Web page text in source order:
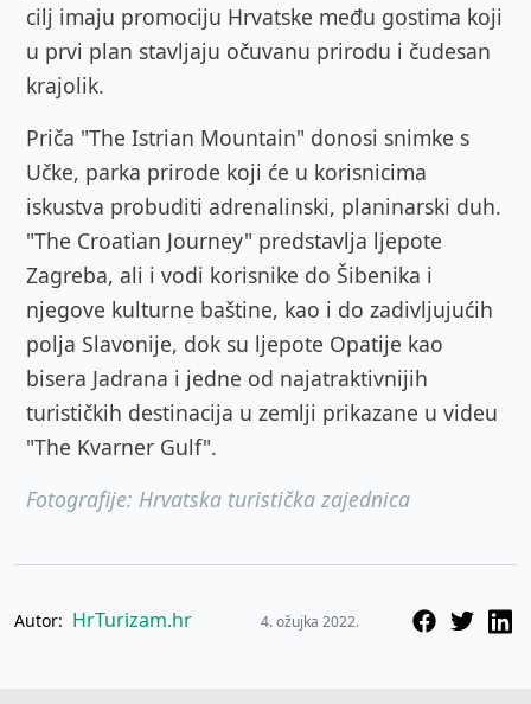
cilj imaju promociju Hrvatske među gostima koji
u prvi plan stavljaju očuvanu prirodu i čudesan
krajolik.
Priča "The Istrian Mountain" donosi snimke s
Učke, parka prirode koji će u korisnicima
iskustva probuditi adrenalinski, planinarski duh.
"The Croatian Journey" predstavlja ljepote
Zagreba, ali i vodi korisnike do Šibenika i
njegove kulturne baštine, kao i do zadivljujućih
polja Slavonije, dok su ljepote Opatije kao
bisera Jadrana i jedne od najatraktivnijih
turističkih destinacija u zemlji prikazane u videu
"The Kvarner Gulf".
Fotografije: Hrvatska turistička zajednica
Autor: HrTurizam.hr 4. ožujka 2022.